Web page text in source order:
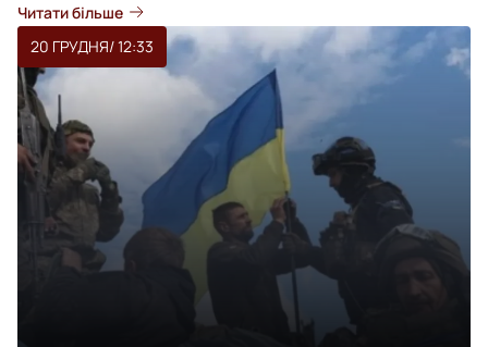
Читати більше
20 ГРУДНЯ/ 12:33